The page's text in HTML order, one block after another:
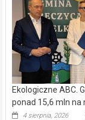
Ekologiczne ABC.
ponad 15,6 mln na
4 sierpnia, 2026